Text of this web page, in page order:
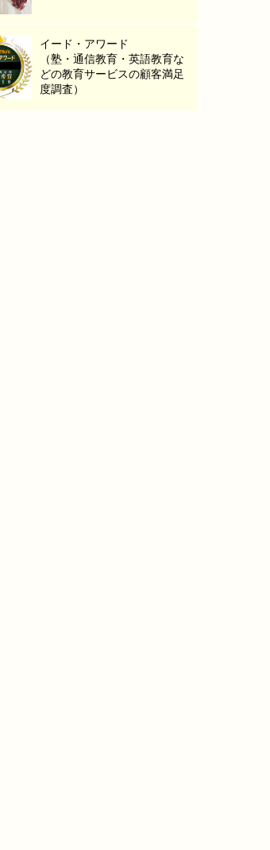
イード・アワード
（塾・通信教育・英語教育な
どの教育サービスの顧客満足
度調査）